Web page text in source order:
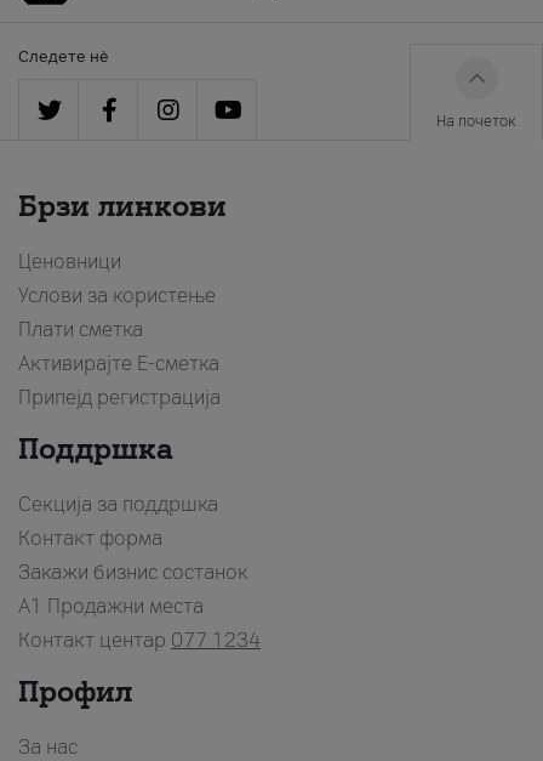
Следете нè
На почеток
Брзи линкови
Ценовници
Услови за користење
Плати сметка
Активирајте Е-сметка
Припејд регистрација
Поддршка
Секција за поддршка
Контакт форма
Закажи бизнис состанок
A1 Продажни места
Контакт центар 077 1234
Профил
За нас